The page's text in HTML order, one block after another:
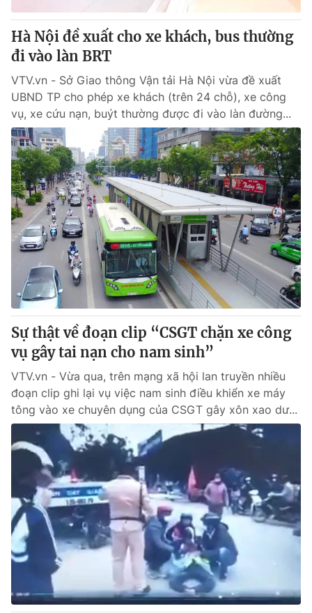
® Cấm sao chép dưới mọi hình thức nếu không có sự chấp
thuận bằng văn bản. Ghi rõ nguồn VTV.vn khi phát hành lại
thông tin từ website này.
Hà Nội đề xuất cho xe khách, bus thường
đi vào làn BRT
VTV.vn - Sở Giao thông Vận tải Hà Nội vừa đề xuất
UBND TP cho phép xe khách (trên 24 chỗ), xe công
vụ, xe cứu nạn, buýt thường được đi vào làn đường...
Sự thật về đoạn clip “CSGT chặn xe công
vụ gây tai nạn cho nam sinh”
VTV.vn - Vừa qua, trên mạng xã hội lan truyền nhiều
đoạn clip ghi lại vụ việc nam sinh điều khiển xe máy
tông vào xe chuyên dụng của CSGT gây xôn xao dư...